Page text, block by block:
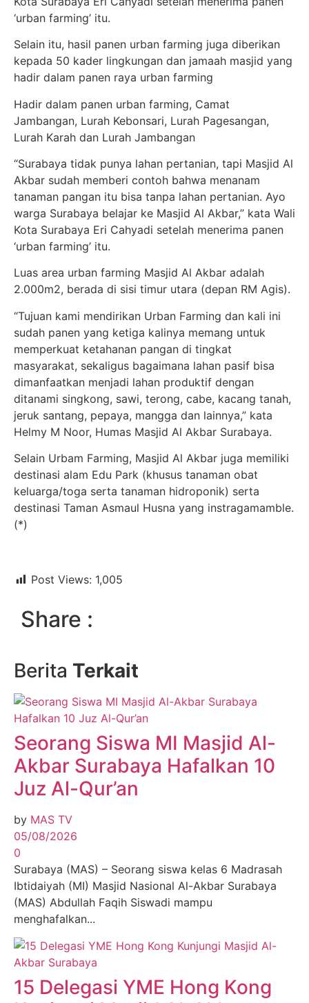
‘urban farming’ itu.
Selain itu, hasil panen urban farming juga diberikan
kepada 50 kader lingkungan dan jamaah masjid yang
hadir dalam panen raya urban farming
Hadir dalam panen urban farming, Camat
Jambangan, Lurah Kebonsari, Lurah Pagesangan,
Lurah Karah dan Lurah Jambangan
“Surabaya tidak punya lahan pertanian, tapi Masjid Al
Akbar sudah memberi contoh bahwa menanam
tanaman pangan itu bisa tanpa lahan pertanian. Ayo
warga Surabaya belajar ke Masjid Al Akbar,” kata Wali
Kota Surabaya Eri Cahyadi setelah menerima panen
‘urban farming’ itu.
Luas area urban farming Masjid Al Akbar adalah
2.000m2, berada di sisi timur utara (depan RM Agis).
“Tujuan kami mendirikan Urban Farming dan kali ini
sudah panen yang ketiga kalinya memang untuk
memperkuat ketahanan pangan di tingkat
masyarakat, sekaligus bagaimana lahan pasif bisa
dimanfaatkan menjadi lahan produktif dengan
ditanami singkong, sawi, terong, cabe, kacang tanah,
jeruk santang, pepaya, mangga dan lainnya,” kata
Helmy M Noor, Humas Masjid Al Akbar Surabaya.
Selain Urbam Farming, Masjid Al Akbar juga memiliki
destinasi alam Edu Park (khusus tanaman obat
keluarga/toga serta tanaman hidroponik) serta
destinasi Taman Asmaul Husna yang instragamamble.
(*)
Post Views: 1,005
Share :
Berita Terkait
Seorang Siswa MI Masjid Al-
Akbar Surabaya Hafalkan 10
Juz Al-Qur’an
by MAS TV
05/08/2026
0
Surabaya (MAS) – Seorang siswa kelas 6 Madrasah
Ibtidaiyah (MI) Masjid Nasional Al-Akbar Surabaya
(MAS) Abdullah Faqih Siswadi mampu
menghafalkan...
15 Delegasi YME Hong Kong